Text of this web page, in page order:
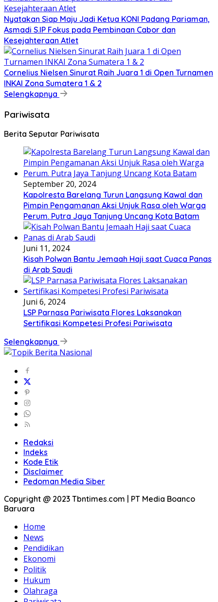
Nyatakan Siap Maju Jadi Ketua KONI Padang Pariaman,
Asmadi S.IP Fokus pada Pembinaan Cabor dan
Kesejahteraan Atlet
Cornelius Nielsen Sinurat Raih Juara 1 di Open Turnamen
INKAI Zona Sumatera 1 & 2
Selengkapnya
Pariwisata
Berita Seputar Pariwisata
September 20, 2024
Kapolresta Barelang Turun Langsung Kawal dan
Pimpin Pengamanan Aksi Unjuk Rasa oleh Warga
Perum. Putra Jaya Tanjung Uncang Kota Batam
Juni 11, 2024
Kisah Polwan Bantu Jemaah Haji saat Cuaca Panas
di Arab Saudi
Juni 6, 2024
LSP Parnasa Pariwisata Flores Laksanakan
Sertifikasi Kompetesi Profesi Pariwisata
Selengkapnya
Redaksi
Indeks
Kode Etik
Disclaimer
Pedoman Media Siber
Copyright @ 2023 Tbntimes.com | PT Media Boanco
Baruara
Home
News
Pendidikan
Ekonomi
Politik
Hukum
Olahraga